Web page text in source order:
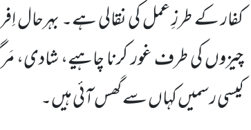
کفار کے طرزِ عمل کی نقالی ہے۔ بہرحال
چیزوں کی طرف غور کرنا چاہیے، شادی،
کیسی رسمیں کہاں سے گھس آئی ہیں۔